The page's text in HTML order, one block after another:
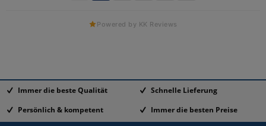
Powered by KK Reviews
Immer die beste Qualität
Schnelle Lieferung
Persönlich & kompetent
Immer die besten Preise